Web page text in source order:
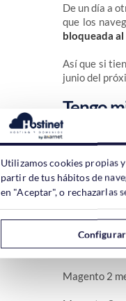
De un día a
que los
bloqueada
Así que si
junio del
Tengo
Si usas
Si has
pulsar un
Magento 2
Utilizamos cookies propias
partir de tus hábitos de
en "Aceptar", o rechazarlas
Configurar